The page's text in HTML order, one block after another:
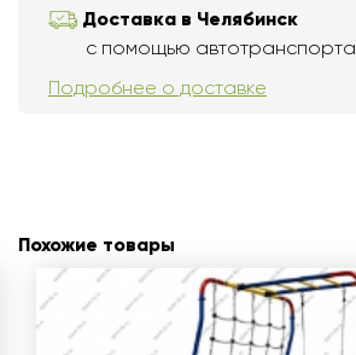
Доставка в Челябинск
с помощью автотранспорта
Подробнее о доставке
Похожие товары